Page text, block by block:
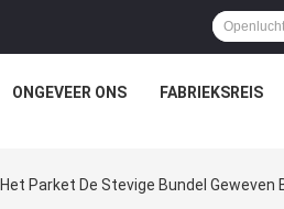
ONGEVEER ONS FABRIEKSREIS
Parket De Stevige Bundel